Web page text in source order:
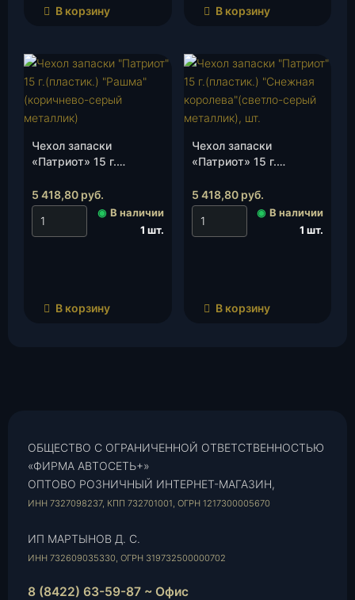
В корзину В корзину
Чехол запаски
«Патриот» 15 г.
«Рашма»(коричнево-
серый металлик), шт.
5 418,80 руб.
◉ В наличии
1 шт.
В корзину
Чехол запаски
«Патриот» 15 г.
королева»(светло-
серый металлик), шт.
5 418,80 руб.
◉ В наличии
1 шт.
В корзину
ОБЩЕСТВО С ОГРАНИЧЕННОЙ ОТВЕТСТВЕННОСТЬЮ
«ФИРМА АВТОСЕТЬ+»
ОПТОВО РОЗНИЧНЫЙ ИНТЕРНЕТ-МАГАЗИН,
ИНН 7327098237, КПП 732701001, ОГРН 1217300005670
ИП МАРТЫНОВ Д. С.
ИНН 732609035330, ОГРН 319732500000702
8 (8422) 63-59-87 ~ Офис